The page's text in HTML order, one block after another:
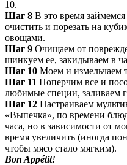
10.
Шаг 8 В это время
очистить и порезать на
овощами.
Шаг 9 Очищаем от
шинкуем ее, закидываем в
Шаг 10 Моем и измельчаем
Шаг 11 Поперчим все и
любимые специи, заливаем
Шаг 12 Настраиваем
«Выпечка», по времени
часа, но в зависимости от
время увеличить (иногда
чтобы мясо стало мягким).
Bon Appétit!